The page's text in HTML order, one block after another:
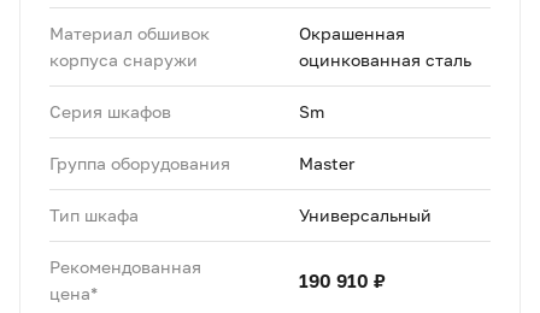
Материал обшивок
корпуса снаружи
Окрашенная
оцинкованная сталь
Серия шкафов Sm
Группа оборудования Master
Тип шкафа Универсальный
Рекомендованная
цена*
190 910 ₽